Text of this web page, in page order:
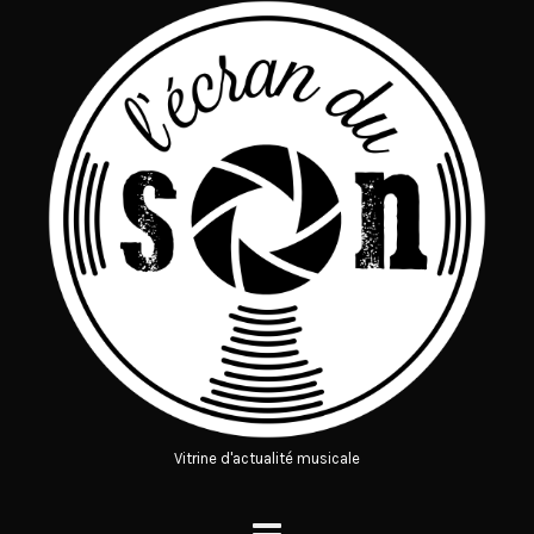
Vitrine d'actualité musicale